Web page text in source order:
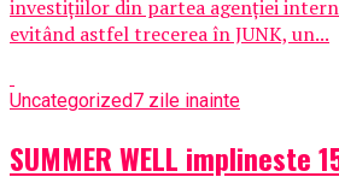
investițiilor din partea agenției
evitând astfel trecerea în JUNK, un...
Uncategorized7 zile inainte
SUMMER WELL implineste